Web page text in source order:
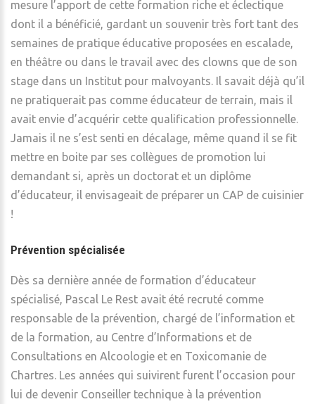
mesure l’apport de cette formation riche et éclectique
dont il a bénéficié, gardant un souvenir très fort tant des
semaines de pratique éducative proposées en escalade,
en théâtre ou dans le travail avec des clowns que de son
stage dans un Institut pour malvoyants. Il savait déjà qu’il
ne pratiquerait pas comme éducateur de terrain, mais il
avait envie d’acquérir cette qualification professionnelle.
Jamais il ne s’est senti en décalage, même quand il se fit
mettre en boite par ses collègues de promotion lui
demandant si, après un doctorat et un diplôme
d’éducateur, il envisageait de préparer un CAP de cuisinier
!
Prévention spécialisée
Dès sa dernière année de formation d’éducateur
spécialisé, Pascal Le Rest avait été recruté comme
responsable de la prévention, chargé de l’information et
de la formation, au Centre d’Informations et de
Consultations en Alcoologie et en Toxicomanie de
Chartres. Les années qui suivirent furent l’occasion pour
lui de devenir Conseiller technique à la prévention